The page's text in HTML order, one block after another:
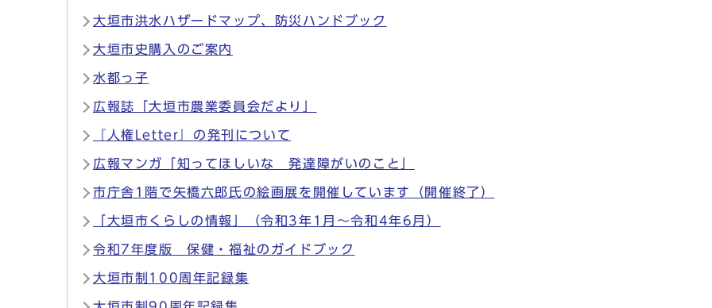
大垣市洪水ハザードマップ、防災ハンドブック
大垣市史購入のご案内
水都っ子
広報誌「大垣市農業委員会だより」
『人権Letter』の発刊について
広報マンガ「知ってほしいな 発達障がいのこと」
市庁舎1階で矢橋六郎氏の絵画展を開催しています（開催終了）
「大垣市くらしの情報」（令和3年1月～令和4年6月）
令和7年度版 保健・福祉のガイドブック
大垣市制100周年記録集